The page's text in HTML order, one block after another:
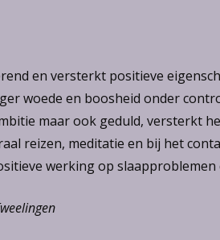
en versterkt positieve
woede en boosheid onder
maar ook geduld, versterkt
reizen, meditatie en bij het
werking op